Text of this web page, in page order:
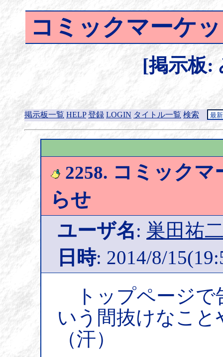
コミックマーケ
[掲示板:
掲示板一覧 HELP 登録 LOGIN タイトル一覧 検索
2258. コミック
らせ
ユーザ名: 巣田祐
日時: 2014/8/
トップページで
いう間抜けなこ
（汗）